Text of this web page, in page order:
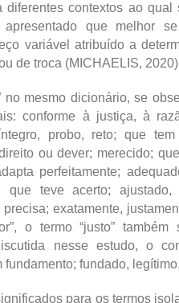
contextos ao
que melhor
variável atribuído a
de troca (MICHAELIS,
no mesmo dicionário, se
conforme à justiça, à
probo, reto; que tem
ou dever; merecido;
perfeitamente;
que teve acerto; ajustado,
exatamente,
o termo “justo”
nesse estudo, o
fundado,
para os termos